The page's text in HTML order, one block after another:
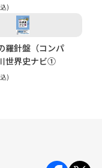
)
羅針盤（コンパ
世界史ナビ①
)